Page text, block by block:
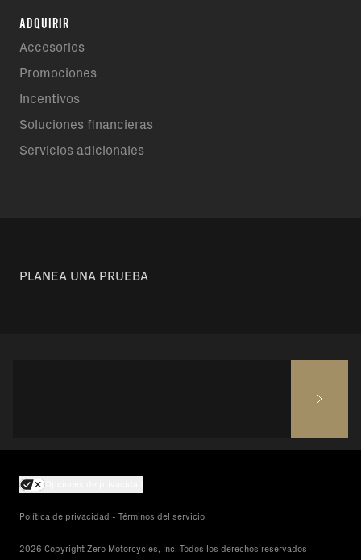
ADQUIRIR
Accesorios
Promociones
Incentivos
Soluciones financieras
Servicios adicionales
PLANEA UNA PRUEBA
Política de privacidad - Términos del servicio
2026 Copyright Zero Motorcycles, Inc. Todos los derechos reservados